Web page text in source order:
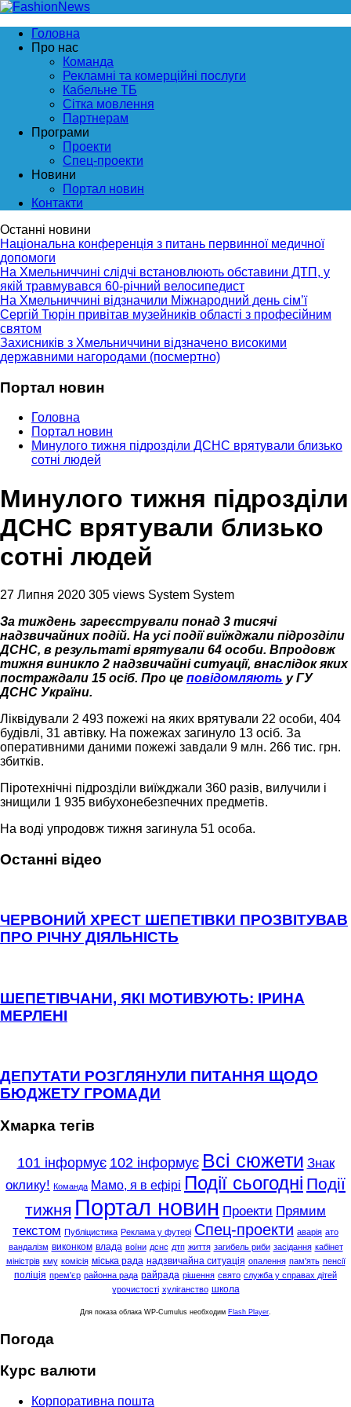
Головна
Про нас
Команда
Рекламні та комерційні послуги
Кабельне ТБ
Сітка мовлення
Партнерам
Програми
Проекти
Спец-проекти
Новини
Портал новин
Контакти
Останні новини
Національна конференція з питань первинної медичної
допомоги
На Хмельниччині слідчі встановлюють обставини ДТП, у
якій травмувався 60-річний велосипедист
На Хмельниччині відзначили Міжнародний день сім’ї
Сергій Тюрін привітав музейників області з професійним
святом
Захисників з Хмельниччини відзначено високими
державними нагородами (посмертно)
Портал новин
Головна
Портал новин
Минулого тижня підрозділи ДСНС врятували близько
сотні людей
Минулого тижня підрозділи
ДСНС врятували близько
сотні людей
27 Липня 2020 305 views System System
За тиждень зареєстрували понад 3 тисячі
надзвичайних подій. На усі події виїжджали підрозділи
ДСНС, в результаті врятували 64 особи. Впродовж
тижня виникло 2 надзвичайні ситуації, внаслідок яких
постраждали 15 осіб. Про це повідомляють у ГУ
ДСНС України.
Ліквідували 2 493 пожежі на яких врятували 22 особи, 404
будівлі, 31 автівку. На пожежах загинуло 13 осіб. За
оперативними даними пожежі завдали 9 млн. 266 тис. грн.
збитків.
Піротехнічні підрозділи виїжджали 360 разів, вилучили і
знищили 1 935 вибухонебезпечних предметів.
На воді упродовж тижня загинула 51 особа.
Останні відео
ЧЕРВОНИЙ ХРЕСТ ШЕПЕТІВКИ ПРОЗВІТУВАВ
ПРО РІЧНУ ДІЯЛЬНІСТЬ
ШЕПЕТІВЧАНИ, ЯКІ МОТИВУЮТЬ: ІРИНА
МЕРЛЕНІ
ДЕПУТАТИ РОЗГЛЯНУЛИ ПИТАННЯ ЩОДО
БЮДЖЕТУ ГРОМАДИ
Хмарка тегів
101 інформує 102 інформує Всі сюжети Знак
оклику! Команда Мамо, я в ефірі Події сьогодні Події
тижня Портал новин Проекти Прямим
текстом Публіцистика Реклама у футері Спец-проекти аварія ато
вандалізм виконком влада воїни дснс дтп життя загибель риби засідання кабінет
міністрів кму комісія міська рада надзвичайна ситуація опалення пам'ять пенсії
поліція прем'єр районна рада райрада рішення свято служба у справах дітей
урочистості хуліганство школа
Для показа облака WP-Cumulus необходим Flash Player
Погода
Курс валюти
Корпоративна пошта